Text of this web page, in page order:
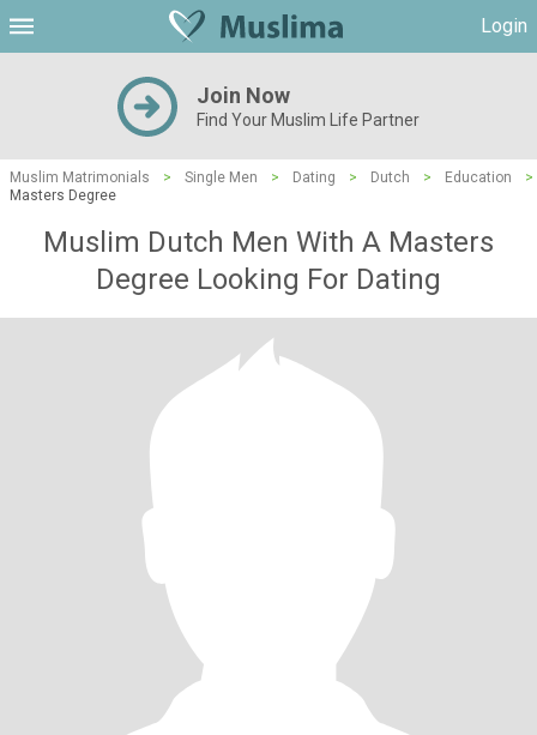
Login
Join Now
Find Your Muslim Life Partner
Muslim Matrimonials > Single Men > Dating > Dutch > Education
>
Masters Degree
Muslim Dutch Men With A Masters
Degree Looking For Dating